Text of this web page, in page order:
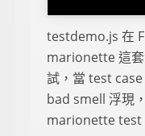
testdemo.js 在
marionette 這套
試，當 test
bad smell 浮現
marionette test